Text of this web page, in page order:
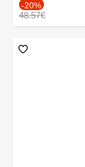
-20%
48.57€